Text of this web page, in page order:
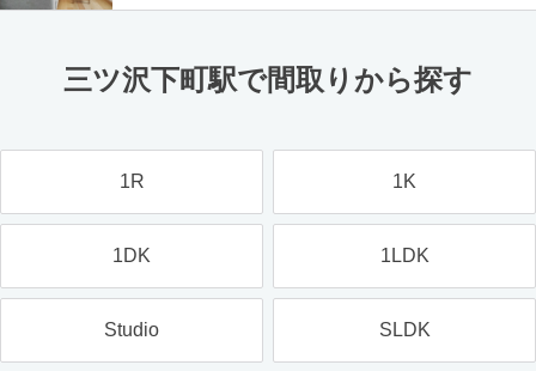
三ツ沢下町駅で間取りから探す
1R 1K
1DK 1LDK
Studio SLDK